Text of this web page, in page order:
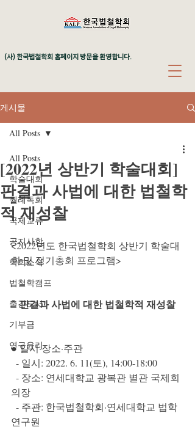
(사) 한국법철학회 홈페이지 방문을 환영합니다.
게시물
All Posts
학술대회
월례독회
국제교류
공지사항
학회소식
법철학캠프
출간도서
기부금
연구윤리
All Posts
[2022년 상반기 학술대회]
판결과 사법에 대한 법철학
적 재성찰
<2022년도 한국법철학회 상반기 학술대
회 및 정기총회 프로그램>
판결과 사법에 대한 법철학적 재성찰
● 일시·장소·주관
  - 일시: 2022. 6. 11(토), 14:00-18:00
의장
연구원